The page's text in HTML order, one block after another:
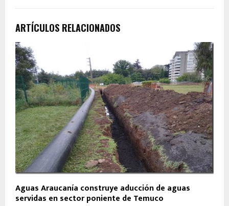
ARTÍCULOS RELACIONADOS
Aguas Araucanía construye aducción de aguas
servidas en sector poniente de Temuco